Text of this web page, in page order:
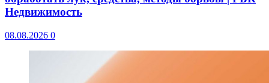
Недвижимость
08.08.2026 0